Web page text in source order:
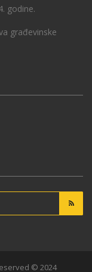
godine.
građevinske
© 2024